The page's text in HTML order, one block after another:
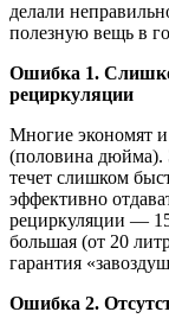
делали
полезную вещь в
Ошибка 1.
рециркуляции
Многие экономят
(половина дюйма).
течет слишком
эффективно
рециркуляции —
большая (от 20
гарантия
Ошибка 2.